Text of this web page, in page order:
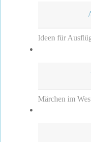
Ideen für
Märchen im